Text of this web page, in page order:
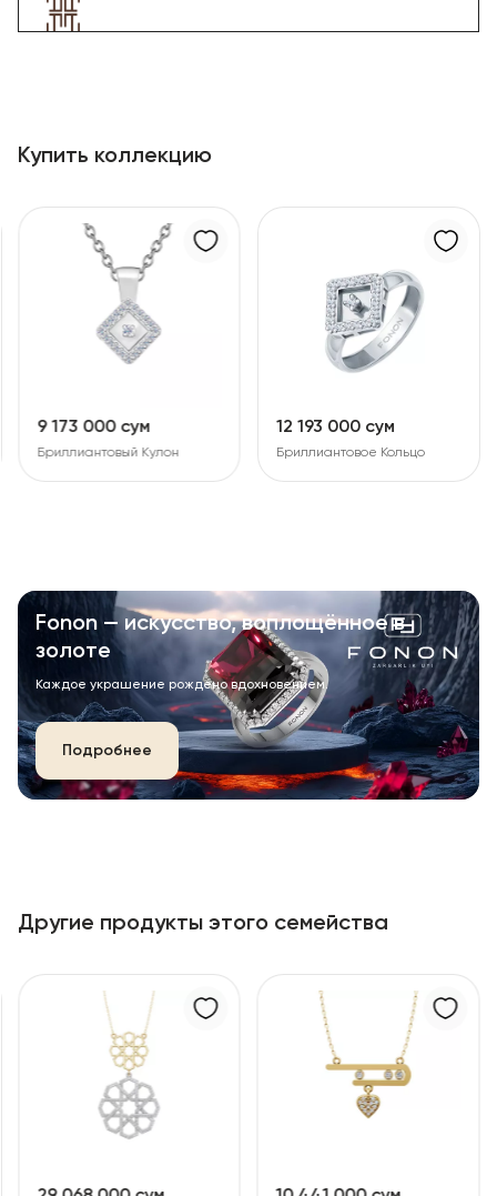
Купить коллекцию
9 173 000 сум
Бриллиантовый Кулон
12 193 000 сум
Бриллиантовое Кольцо
Fonon — искусство, воплощённое в
золоте
Каждое украшение рождено вдохновением.
Подробнее
Другие продукты этого семейства